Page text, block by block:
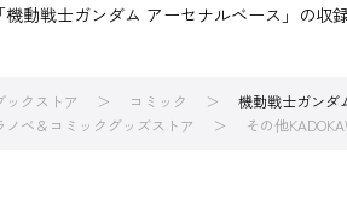
動戦士ガンダム アーセナルベース」の収
ックストア コミック
機動戦士ガンダ
ノベ＆コミックグッズストア その他